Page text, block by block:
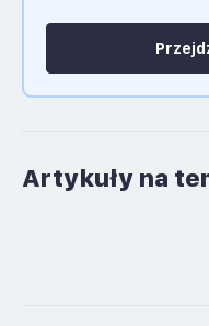
Artykuły na